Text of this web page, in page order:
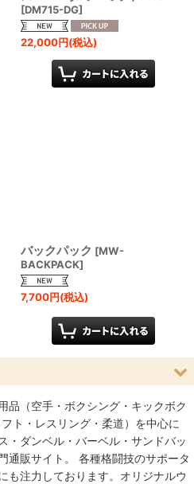
[DM715-DG]
22,000円(税込)
バックパック [MW-
BACKPACK]
7,700円(税込)
品（空手・ボクシング・キックボク
ト・レスリング・柔道）を中心に
・ダンベル・バーベル・サンドバッ
通販サイト。 各種格闘技のサポータ
も注力しております。オリジナルウ